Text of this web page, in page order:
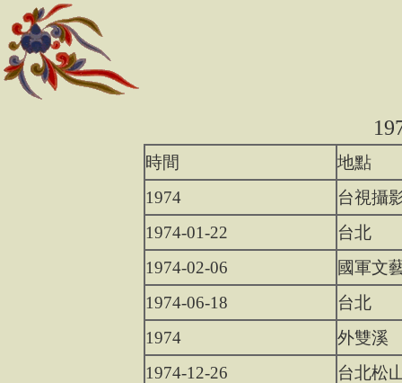
時間
地點
1974
台視攝
1974-01-22
台北
1974-02-06
國軍文
1974-06-18
台北
1974
外雙溪
1974-12-26
台北松